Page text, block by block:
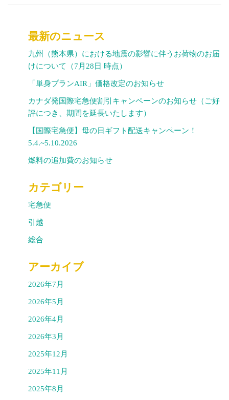
最新のニュース
九州（熊本県）における地震の影響に伴うお荷物のお届
けについて（7月28日 時点）
「単身プランAIR」価格改定のお知らせ
カナダ発国際宅急便割引キャンペーンのお知らせ（ご好
評につき、期間を延長いたします）
【国際宅急便】母の日ギフト配送キャンペーン！
5.4.~5.10.2026
燃料の追加費のお知らせ
カテゴリー
宅急便
引越
総合
アーカイブ
2026年7月
2026年5月
2026年4月
2026年3月
2025年12月
2025年11月
2025年8月